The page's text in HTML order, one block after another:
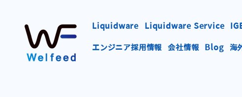
Liquidware Liquidware Service
エンジニア採用情報 会社情報 Blog 海